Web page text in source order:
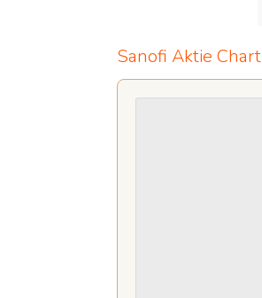
Sanofi Aktie Chart